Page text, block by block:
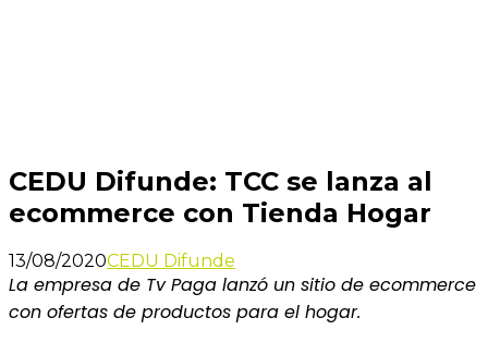
CEDU Difunde: TCC se lanza al
ecommerce con Tienda Hogar
13/08/2020CEDU Difunde
La empresa de Tv Paga lanzó un sitio de ecommerce
con ofertas de productos para el hogar.